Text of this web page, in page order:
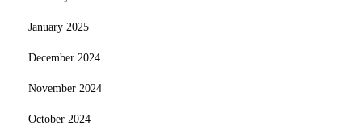
January 2025
December 2024
November 2024
October 2024